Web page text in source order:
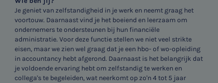
Je geniet van zelfstandigheid in je werk en neemt graag het
voortouw. Daarnaast vind je het boeiend en leerzaam om
ondernemers te ondersteunen bij hun financiële
administratie. Voor deze functie stellen we niet veel strikte
eisen, maar we zien wel graag dat je een hbo- of wo-opleiding
in accountancy hebt afgerond. Daarnaast is het belangrijk dat
je voldoende ervaring hebt om zelfstandig te werken en
collega's te begeleiden, wat neerkomt op zo'n 4 tot 5 jaar